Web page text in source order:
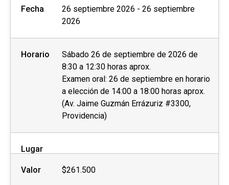
Fecha
26 septiembre 2026 - 26 septiembre
2026
Horario
Sábado 26 de septiembre de 2026 de
8:30 a 12:30 horas aprox.
Examen oral: 26 de septiembre en horario
a elección de 14:00 a 18:00 horas aprox.
(Av. Jaime Guzmán Errázuriz #3300,
Providencia)
Lugar
Valor $261.500